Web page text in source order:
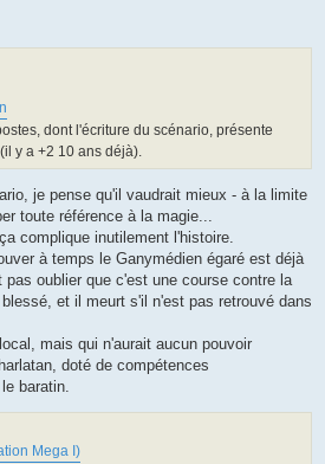
dont l'écriture du scénario, présente
y a +2 10 ans déjà).
je pense qu'il vaudrait mieux - à la limite
toute référence à la magie...
complique inutilement l'histoire.
à temps le Ganymédien égaré est déjà
oublier que c'est une course contre la
et il meurt s'il n'est pas retrouvé dans
mais qui n'aurait aucun pouvoir
doté de compétences
baratin.
Mega I)